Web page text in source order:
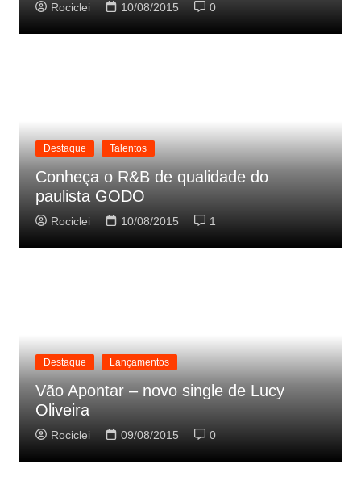
Rociclei 10/08/2015 0
Destaque Talentos
Conheça o R&B de qualidade do
paulista GODO
Rociclei 10/08/2015 1
Destaque Lançamentos
Vão Apontar – novo single de Lucy
Oliveira
Rociclei 09/08/2015 0